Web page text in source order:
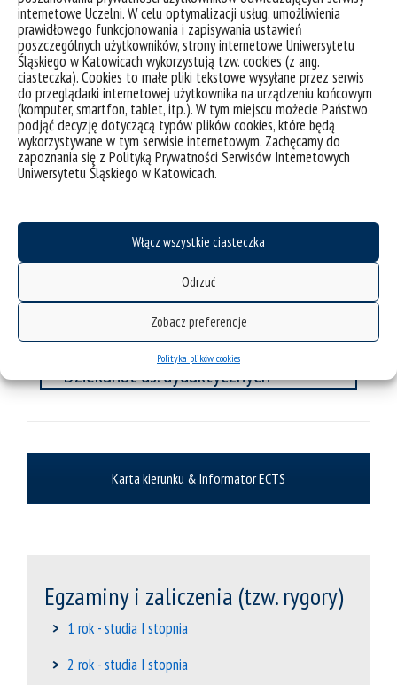
internetowe Uczelni. W celu optymalizacji usług, umożliwienia
prawidłowego funkcjonowania i zapisywania ustawień
poszczególnych użytkowników, strony internetowe Uniwersytetu
Śląskiego w Katowicach wykorzystują tzw. cookies (z ang.
ciasteczka). Cookies to małe pliki tekstowe wysyłane przez serwis
do przeglądarki internetowej użytkownika na urządzeniu końcowym
(komputer, smartfon, tablet, itp.). W tym miejscu możecie Państwo
podjąć decyzję dotyczącą typów plików cookies, które będą
wykorzystywane w tym serwisie internetowym. Zachęcamy do
zapoznania się z Polityką Prywatności Serwisów Internetowych
Uniwersytetu Śląskiego w Katowicach.
Włącz wszystkie ciasteczka
Odrzuć
Zobacz preferencje
Polityka plików cookies
sesji
Dziekanat ds.
studenckich
e-mail: zaneta.kuwak-nawrot@us.edu.pl
tel.: 32 364 08 59
Dziekanat ds. dydaktycznych
Karta kierunku & Informator ECTS
Egzaminy i zaliczenia (tzw. rygory)
1 rok - studia I stopnia
2 rok - studia I stopnia